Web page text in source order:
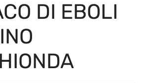
DI EBOLI